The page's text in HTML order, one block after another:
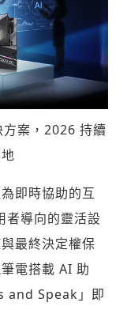
案，2026 持續
即時協助的互
者導向的靈活設
最終決定權保
電搭載 AI 助
and Speak」即